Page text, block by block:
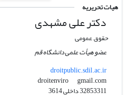
هیات تحریریه
دکتر علی مشهدی
حقوق عمومی
عضو هیأت علمی دانشگاه قم
droitpublic.sdil.ac.ir
droitenviro
gmail.com